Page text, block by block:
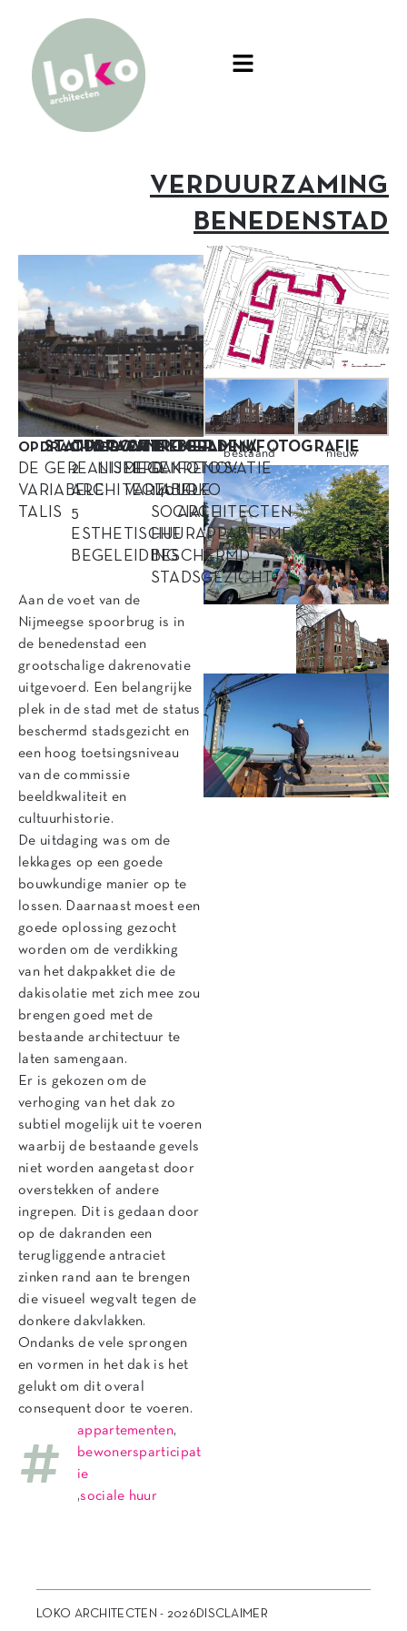
VERDUURZAMING
BENEDENSTAD
bestaand nieuw
OPDRACHTGEVER
DE
VARIABELE
TALIS
STATUS
GEREALISEERD
OPDRACHT
2
ARCHITECTUUR
5
ESTHETISCHE
BEGELEIDING
LOCATIE
NIJMEGEN
AANNEMER
DE
VARIABELE
PROGRAMMA
DAKRENOVATIE
140
SOCIALE
HUURAPPARTEMENTEN
BESCHERMD
STADSGEZICHT
BEELDEN/FOTOGRAFIE
FOTO’S:
LOKO
ARCHITECTEN
Aan de voet van de
Nijmeegse spoorbrug is in
de benedenstad een
grootschalige dakrenovatie
uitgevoerd. Een belangrijke
plek in de stad met de status
beschermd stadsgezicht en
een hoog toetsingsniveau
van de commissie
beeldkwaliteit en
cultuurhistorie.
De uitdaging was om de
lekkages op een goede
bouwkundige manier op te
lossen. Daarnaast moest een
goede oplossing gezocht
worden om de verdikking
van het dakpakket die de
dakisolatie met zich mee zou
brengen goed met de
bestaande architectuur te
laten samengaan.
Er is gekozen om de
verhoging van het dak zo
subtiel mogelijk uit te voeren
waarbij de bestaande gevels
niet worden aangetast door
overstekken of andere
ingrepen. Dit is gedaan door
op de dakranden een
terugliggende antraciet
zinken rand aan te brengen
die visueel wegvalt tegen de
donkere dakvlakken.
Ondanks de vele sprongen
en vormen in het dak is het
gelukt om dit overal
consequent door te voeren.
appartementen,
bewonersparticipat
ie
,sociale huur
LOKO ARCHITECTEN - 2026 DISCLAIMER